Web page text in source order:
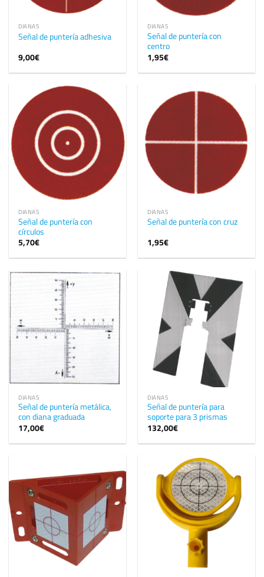
DIANAS
Señal de puntería adhesiva
9,00€
DIANAS
Señal de puntería con
centro
1,95€
DIANAS
Señal de puntería con
círculos
5,70€
DIANAS
Señal de puntería con cruz
1,95€
DIANAS
Señal de puntería metálica,
con diana graduada
17,00€
DIANAS
Señal de puntería para
soporte para 3 prismas
132,00€